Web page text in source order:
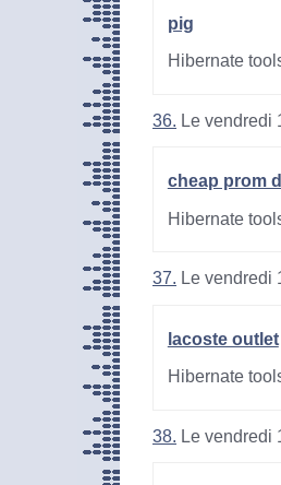
pig
Hibernate
36. Le vendredi
cheap prom
Hibernate
37. Le vendredi
lacoste outlet
Hibernate
38. Le vendredi